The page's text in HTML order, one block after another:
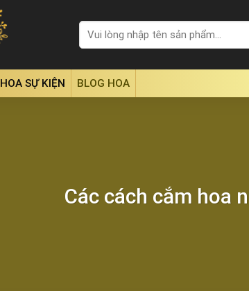
Tìm
kiếm:
HOA SỰ KIỆN BLOG HOA
Các cách cắm hoa